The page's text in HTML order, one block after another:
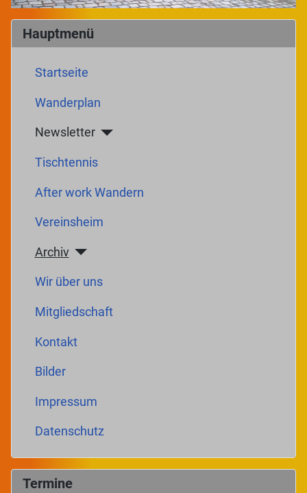
Hauptmenü
Startseite
Wanderplan
Newsletter
Tischtennis
After work Wandern
Vereinsheim
Archiv
Wir über uns
Mitgliedschaft
Kontakt
Bilder
Impressum
Datenschutz
Termine